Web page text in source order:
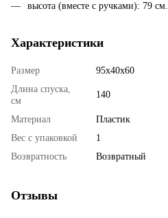
высота (вместе с ручками): 79 см.
Характеристики
Размер
95х40х60
Длина спуска,
см
140
Материал
Пластик
Вес с упаковкой
1
Возвратность
Возвратный
Отзывы